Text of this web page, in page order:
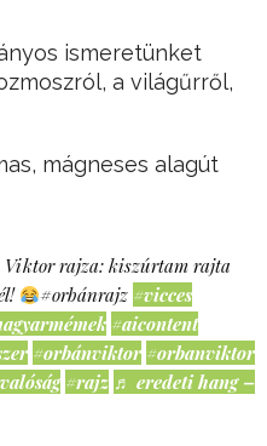
ismeretünket
a világűrről,
mágneses alagút
Viktor rajza: kiszúrtam rajta
#orbánrajz #vicces
#aicontent
#orbánviktor #orbanviktor
#rajz ♬ eredeti hang –